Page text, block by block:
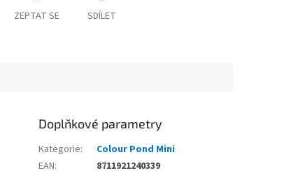
ZEPTAT SE SDÍLET
Doplňkové parametry
Kategorie:
Colour Pond Mini
EAN: 8711921240339